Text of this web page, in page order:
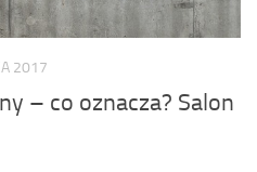
2017
– co oznacza? Salon